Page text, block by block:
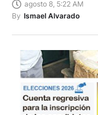
agosto 8, 5:22 AM
By Ismael Alvarado